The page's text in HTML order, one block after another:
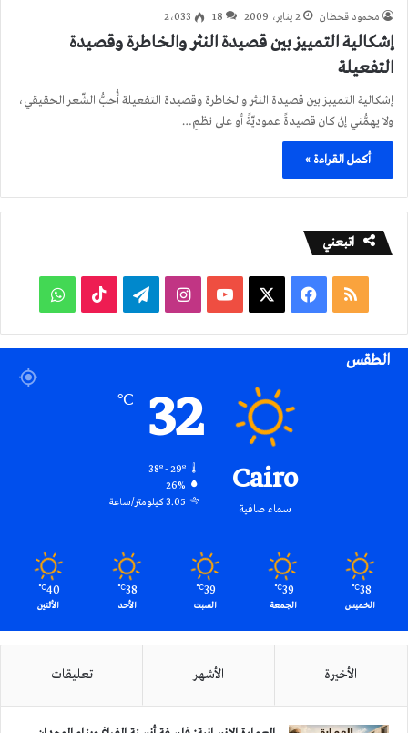
محمود قحطان 2 يناير، 2009 18 2٬033
إشكالية التمييز بين قصيدة النثر والخاطرة وقصيدة
التفعيلة
إشكالية التمييز بين قصيدة النثر والخاطرة وقصيدة التفعيلة أُحبُّ الشّعر الحقيقي،
ولا يهمُّني إنْ كان قصيدةً عموديّةً أو على نظمِ…
أكمل القراءة »
اتبعني
ملخص
الموقع
فيسبوك ‫YouTubeانستقرامتيلقرام ‫TikTokواتساب
الطقس
Cairo
سماء صافية
32
℃
38º - 29º
26%
3.05 كيلومتر/ساعة
38
℃
الخميس
39
℃
الجمعة
39
℃
السبت
38
℃
الأحد
40
℃
الأثنين
الأخيرة الأشهر تعليقات